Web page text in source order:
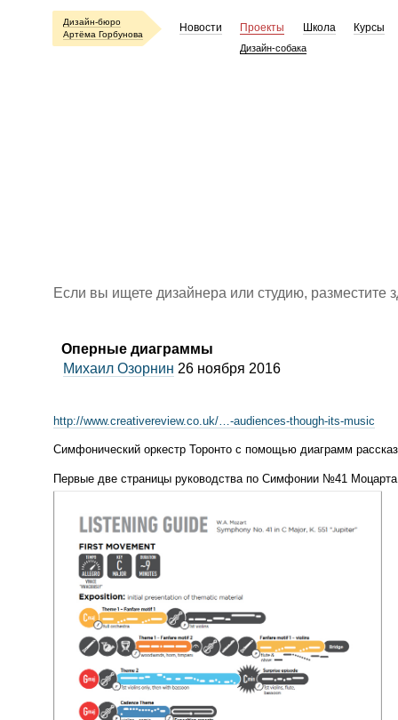
Дизайн-бюро
Артёма Горбунова
Новости Проекты
Дизайн-собака
Школа Курсы
Если вы ищете дизайнера или студию, разместите
Оперные диаграммы
Михаил Озорнин 26 ноября 2016
http://www.creativereview.co.uk/…-audiences-though-its-music
Симфонический оркестр Торонто с помощью диаграмм
Первые две страницы руководства по Симфонии №41 Моцарта